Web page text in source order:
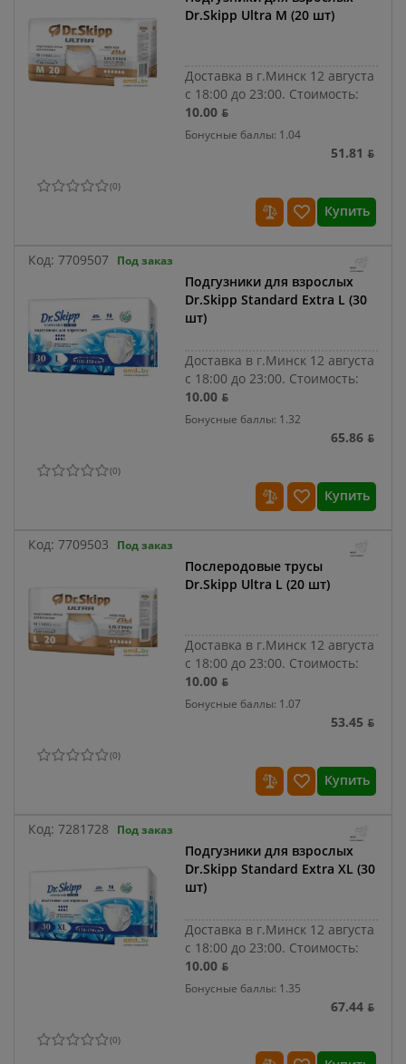
Dr.Skipp Ultra M (20 шт)
Доставка в г.Минск 12 августа
с 18:00 до 23:00. Стоимость:
10.00 ƃ
Бонусные баллы: 1.04
51.81 ƃ
(0)
Купить
Код: 7709507 Под заказ
Подгузники для взрослых
Dr.Skipp Standard Extra L (30
шт)
Доставка в г.Минск 12 августа
с 18:00 до 23:00. Стоимость:
10.00 ƃ
Бонусные баллы: 1.32
65.86 ƃ
(0)
Купить
Код: 7709503 Под заказ
Послеродовые трусы
Dr.Skipp Ultra L (20 шт)
Доставка в г.Минск 12 августа
с 18:00 до 23:00. Стоимость:
10.00 ƃ
Бонусные баллы: 1.07
53.45 ƃ
(0)
Купить
Код: 7281728 Под заказ
Подгузники для взрослых
Dr.Skipp Standard Extra XL (30
шт)
Доставка в г.Минск 12 августа
с 18:00 до 23:00. Стоимость:
10.00 ƃ
Бонусные баллы: 1.35
67.44 ƃ
(0)